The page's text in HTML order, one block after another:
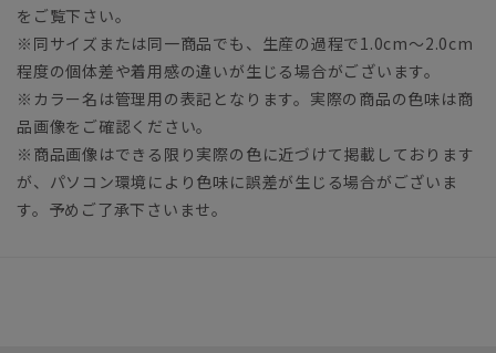
をご覧下さい。
※同サイズまたは同一商品でも、生産の過程で1.0cm～2.0cm
程度の個体差や着用感の違いが生じる場合がございます。
※カラー名は管理用の表記となります。実際の商品の色味は商
品画像をご確認ください。
※商品画像はできる限り実際の色に近づけて掲載しております
が、パソコン環境により色味に誤差が生じる場合がございま
す。予めご了承下さいませ。